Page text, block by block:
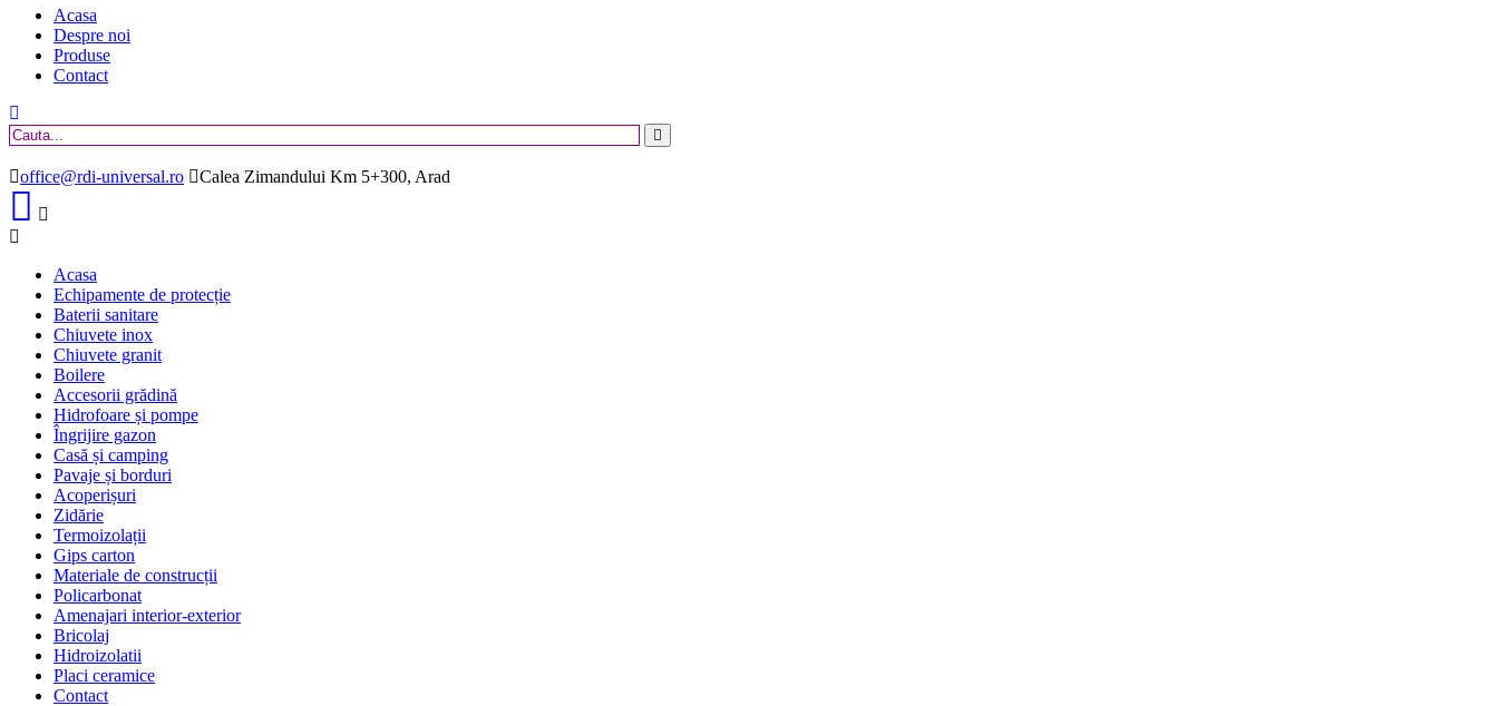
Acasa
Despre noi
Produse
Contact
office@rdi-universal.ro Calea Zimandului Km 5+300, Arad
Acasa
Echipamente de protecție
Baterii sanitare
Chiuvete inox
Chiuvete granit
Boilere
Accesorii grădină
Hidrofoare și pompe
Îngrijire gazon
Casă și camping
Pavaje și borduri
Acoperișuri
Zidărie
Termoizolații
Gips carton
Materiale de construcții
Policarbonat
Amenajari interior-exterior
Bricolaj
Hidroizolatii
Placi ceramice
Contact